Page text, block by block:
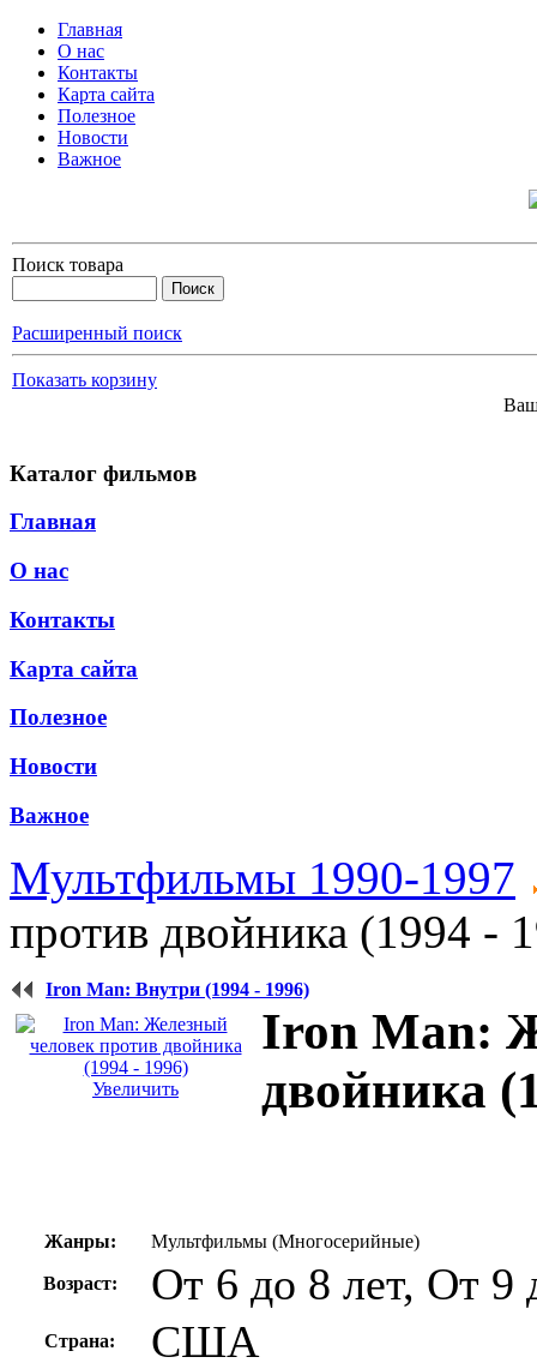
Главная
О нас
Контакты
Карта сайта
Полезное
Новости
Важное
Поиск товара
Расширенный поиск
Показать корзину
Каталог фильмов
Главная
О нас
Контакты
Карта сайта
Полезное
Новости
Важное
Мультфильмы 1990-1997
против двойника (1994 -
Iron Man: Внутри (1994 - 1996)
Увеличить
Iron Man:
двойника
Жанры: Мультфильмы (Многосерийные)
Возраст: От 6 до 8 лет, От 9
Страна: США